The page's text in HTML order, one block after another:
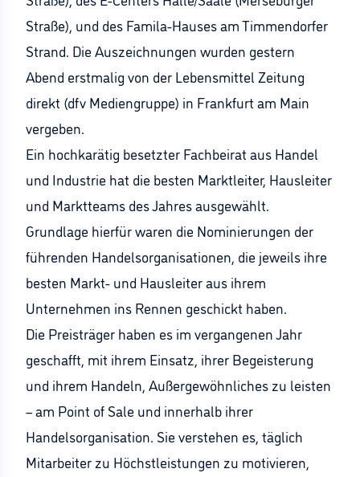
Straße), und des Famila-Hauses am Timmendorfer
Strand. Die Auszeichnungen wurden gestern
Abend erstmalig von der Lebensmittel Zeitung
direkt (dfv Mediengruppe) in Frankfurt am Main
vergeben.
Ein hochkarätig besetzter Fachbeirat aus Handel
und Industrie hat die besten Marktleiter, Hausleiter
und Marktteams des Jahres ausgewählt.
Grundlage hierfür waren die Nominierungen der
führenden Handelsorganisationen, die jeweils ihre
besten Markt- und Hausleiter aus ihrem
Unternehmen ins Rennen geschickt haben.
Die Preisträger haben es im vergangenen Jahr
geschafft, mit ihrem Einsatz, ihrer Begeisterung
und ihrem Handeln, Außergewöhnliches zu leisten
– am Point of Sale und innerhalb ihrer
Handelsorganisation. Sie verstehen es, täglich
Mitarbeiter zu Höchstleistungen zu motivieren,